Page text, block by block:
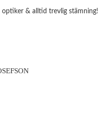
& alltid trevlig stämning!